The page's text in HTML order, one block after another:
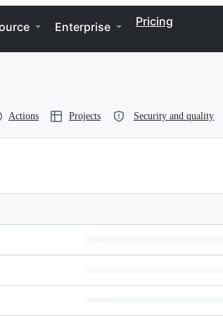
Enterprise Pricing
Actions Projects Security and quality